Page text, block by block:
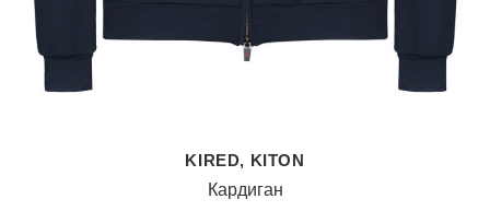
KIRED, KITON
Кардиган